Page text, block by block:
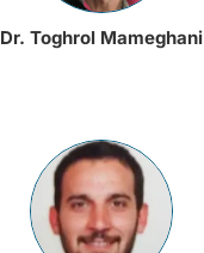
Dr. Toghrol Mameghani